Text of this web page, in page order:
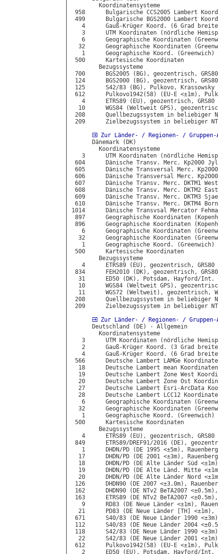
        Koordinatensysteme
958      Bulgarische CCS2005 Lambert
499      Bulgarische BGS2000 Lambert
4      Gauß-Krüger Koord. (6 Grad
3      UTM Koordinaten (nördliche
6      Geographische Koordinaten
32      Geographische Koordinaten
1      Geographische Koord. (Greenwich)
500      Kartesische Koordinaten
        Bezugssysteme
700      BGS2005 (BG), geozentrisch, GRS80
124      BGS2000 (BG), geozentrisch, GRS80
125      S42/83 (BG), Pulkovo, Krassowsky
612      Pulkovo1942(58) (EU-E <±1m),
   4      ETRS89 (EU), geozentrisch, GRS80
10      WGS84 (Weltweit GPS),
208      Quellbezugssystem in beliebiger
209      Zielbezugssystem in beliebiger
Zur Länder- / Regionen- / Gruppen-
      Dänemark (DK)
        Koordinatensysteme
3      UTM Koordinaten (nördliche
604      Dänische Transv. Merc. Kp2000
605      Dänische Transversal Merc.
606      Dänische Transversal Merc.
607      Dänische Transv. Merc. DKTM1
608      Dänische Transv. Merc. DKTM2
609      Dänische Transv. Merc. DKTM3
610      Dänische Transv. Merc. DKTM4
1014      Dänische Transvsal Mercator
897      Geographische Koordinaten
896      Geographische Koordinaten
6      Geographische Koordinaten
32      Geographische Koordinaten
1      Geographische Koord. (Greenwich)
500      Kartesische Koordinaten
        Bezugssysteme
   4      ETRS89 (EU), geozentrisch, GRS80
834      FEH2010 (DK), geozentrisch, GRS80
  31      ED50 (DK), Potsdam, Hayford/Int.
10      WGS84 (Weltweit GPS),
11      WGS72 (Weltweit), geozentrisch,
208      Quellbezugssystem in beliebiger
209      Zielbezugssystem in beliebiger
Zur Länder- / Regionen- / Gruppen-
      Deutschland (DE) - Allgemein
        Koordinatensysteme
3      UTM Koordinaten (nördliche
2      Gauß-Krüger Koord. (3 Grad
4      Gauß-Krüger Koord. (6 Grad
566      Deutsche Lambert LAMGe
  18      Deutsche Lambert mean Koordinaten
19      Deutsche Lambert Zone West
20      Deutsche Lambert Zone Ost
27      Deutsche Lambert Esri-ArcData
28      Deutsche Lambert LCC12
6      Geographische Koordinaten
32      Geographische Koordinaten
1      Geographische Koord. (Greenwich)
500      Kartesische Koordinaten
        Bezugssysteme
   4      ETRS89 (EU), geozentrisch, GRS80
849      ETRS89/DREF91/2016 (DE),
1      DHDN/PD (DE 1995 <±5m),
17      DHDN/PD (DE 2001 <±3m),
18      DHDN/PD (DE Alte Länder Süd
19      DHDN/PD (DE Alte Länd. Mitte
20      DHDN/PD (DE Alte Länder Nord
126      DHDN90 (DE 2007 <±3.0m),
162      DHDN90 (DE NTv2 BeTA2007
163      ETRS89 (DE NTv2 BeTA2007
9      RD83 (DE Neue Länder <±1m),
21      PD83 (DE Neue Länder [TH] <±1m),
671      S40/83 (DE Neue Länder 1990
112      S40/83 (DE Neue Länder 2004
118      S42/83 (DE Neue Länder 1990
22      S42/83 (DE Neue Länder 2001
612      Pulkovo1942(58) (EU-E <±1m),
   2      ED50 (EU), Potsdam, Hayford/Int.